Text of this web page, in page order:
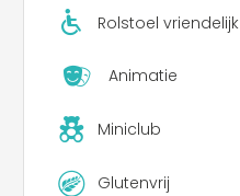
Rolstoel vriendelijk
Animatie
Miniclub
Glutenvrij